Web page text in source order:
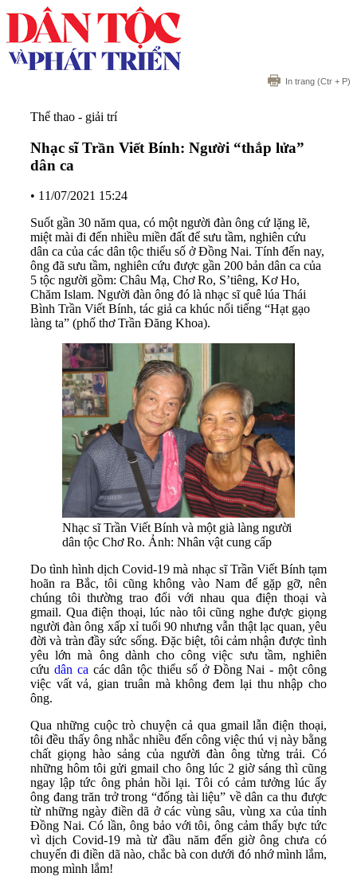
In trang (Ctr + P)
Thể thao - giải trí
Nhạc sĩ Trần Viết Bính: Người “thắp lửa”
dân ca
• 11/07/2021 15:24
Suốt gần 30 năm qua, có một người đàn ông cứ lặng lẽ,
miệt mài đi đến nhiều miền đất để sưu tầm, nghiên cứu
dân ca của các dân tộc thiểu số ở Đồng Nai. Tính đến nay,
ông đã sưu tầm, nghiên cứu được gần 200 bản dân ca của
5 tộc người gồm: Châu Mạ, Chơ Ro, S’tiêng, Kơ Ho,
Chăm Islam. Người đàn ông đó là nhạc sĩ quê lúa Thái
Bình Trần Viết Bính, tác giả ca khúc nổi tiếng “Hạt gạo
làng ta” (phổ thơ Trần Đăng Khoa).
Nhạc sĩ Trần Viết Bính và một già làng người
dân tộc Chơ Ro. Ảnh: Nhân vật cung cấp
Do tình hình dịch Covid-19 mà nhạc sĩ Trần Viết Bính tạm
hoãn ra Bắc, tôi cũng không vào Nam để gặp gỡ, nên
chúng tôi thường trao đổi với nhau qua điện thoại và
gmail. Qua điện thoại, lúc nào tôi cũng nghe được giọng
người đàn ông xấp xỉ tuổi 90 nhưng vẫn thật lạc quan, yêu
đời và tràn đầy sức sống. Đặc biệt, tôi cảm nhận được tình
yêu lớn mà ông dành cho công việc sưu tầm, nghiên
cứu dân ca các dân tộc thiểu số ở Đồng Nai - một công
việc vất vả, gian truân mà không đem lại thu nhập cho
ông.
Qua những cuộc trò chuyện cả qua gmail lẫn điện thoại,
tôi đều thấy ông nhắc nhiều đến công việc thú vị này bằng
chất giọng hào sảng của người đàn ông từng trải. Có
những hôm tôi gửi gmail cho ông lúc 2 giờ sáng thì cũng
ngay lập tức ông phản hồi lại. Tôi có cảm tưởng lúc ấy
ông đang trăn trở trong “đống tài liệu” về dân ca thu được
từ những ngày điền dã ở các vùng sâu, vùng xa của tỉnh
Đồng Nai. Có lần, ông bảo với tôi, ông cảm thấy bực tức
vì dịch Covid-19 mà từ đầu năm đến giờ ông chưa có
chuyến đi điền dã nào, chắc bà con dưới đó nhớ mình lắm,
mong mình lắm!